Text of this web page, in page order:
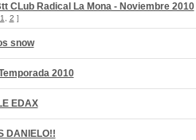
CLub Radical La Mona - Noviembre 2010
1 2 ]
snow
2010
EDAX
DANIELO!!